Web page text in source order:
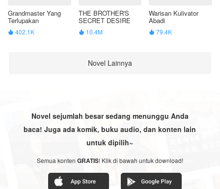
Grandmaster Yang
Terlupakan
 402.1K
THE BROTHER'S
SECRET DESIRE
 10.4M
Warisan Kulivator
Abadi
 79.4K
Novel Lainnya
Novel sejumlah besar sedang menunggu Anda
baca! Juga ada komik, buku audio, dan konten lain
untuk dipilih~
Semua konten GRATIS! Klik di bawah untuk download!